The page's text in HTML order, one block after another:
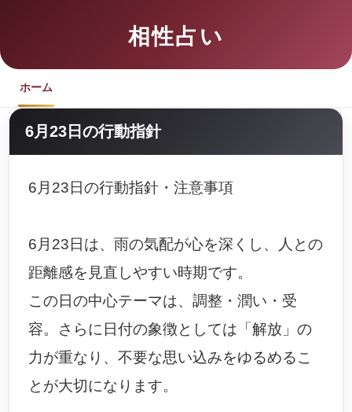
相性占い
ホーム
6月23日の行動指針
6月23日の行動指針・注意事項
6月23日は、雨の気配が心を深くし、人との
距離感を見直しやすい時期です。
この日の中心テーマは、調整・潤い・受
容。さらに日付の象徴としては「解放」の
力が重なり、不要な思い込みをゆるめるこ
とが大切になります。